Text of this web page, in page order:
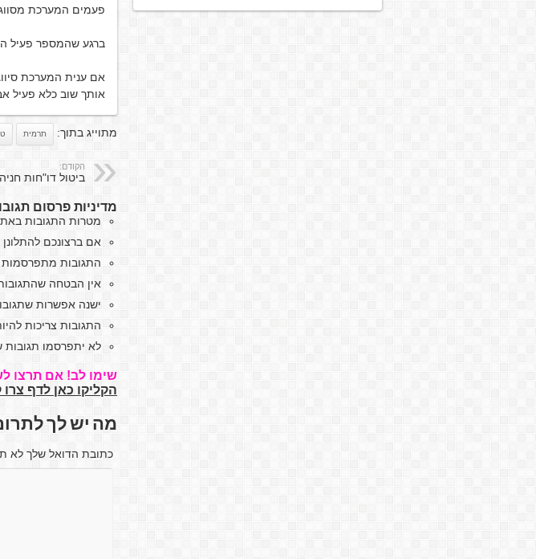
פעמים המערכת
ברגע שהמספר פעיל
אם ענית המערכת
אותך שוב כלא פעיל
מתוייג בתוך: תרמית
הקודם:
ביטול דו"חות חניה
מדיניות פרסום
מטרות התגובות
אם ברצונכם
התגובות מתפרסמות
אין הבטחה
ישנה אפשרות
התגובות צריכות
לא יתפרסמו תגובות
שימו לב! אם תרצו
הקליקו כאן לדף
מה יש לך
כתובת הדואל שלך לא